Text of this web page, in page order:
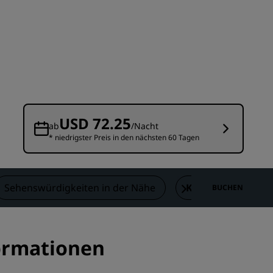
Besuchen Sie unseren Blog
Radisson Rewards
Entdecken Sie Radisson Rewards
Vorteile
So verwenden Sie Punkte
abUSD 72.25/Nacht
* niedrigster Preis in den nächsten 60 Tagen
Sehenswürdigkeiten in der Nähe KontaktBUCHEN